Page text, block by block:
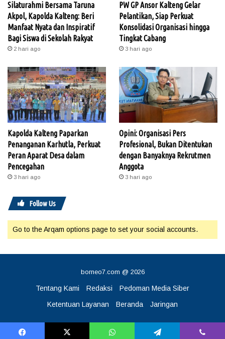
Silaturahmi Bersama Taruna
Akpol, Kapolda Kalteng: Beri
Manfaat Nyata dan Inspiratif
Bagi Siswa di Sekolah Rakyat
2 hari ago
PW GP Ansor Kalteng Gelar
Pelantikan, Siap Perkuat
Konsolidasi Organisasi hingga
Tingkat Cabang
3 hari ago
Kapolda Kalteng Paparkan
Penanganan Karhutla, Perkuat
Peran Aparat Desa dalam
Pencegahan
3 hari ago
Opini: Organisasi Pers
Profesional, Bukan Ditentukan
dengan Banyaknya Rekrutmen
Anggota
3 hari ago
Follow Us
Go to the Arqam options page to set your social accounts.
borneo7.com @ 2026
Tentang Kami Redaksi
Pedoman Media Siber
Ketentuan Layanan
Beranda Jaringan